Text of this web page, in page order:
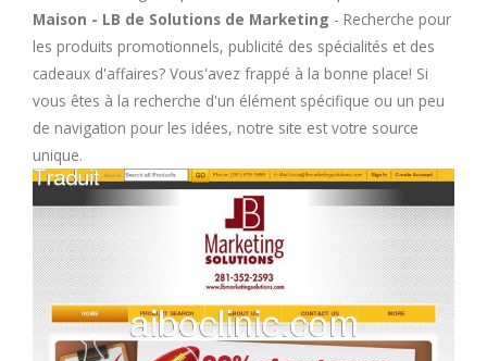
K
M
N
O
P
Maison - LB de Solutions de Marketing - Recherche pour
les produits promotionnels, publicité des spécialités et des
cadeaux d'affaires? Vous'avez frappé à la bonne place! Si
vous êtes à la recherche d'un élément spécifique ou un peu
de navigation pour les idées, notre site est votre source
unique.